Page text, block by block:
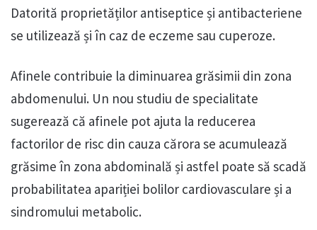
Datorită proprietăților antiseptice și antibacteriene
se utilizează și în caz de eczeme sau cuperoze.
Afinele contribuie la diminuarea grăsimii din zona
abdomenului. Un nou studiu de specialitate
sugerează că afinele pot ajuta la reducerea
factorilor de risc din cauza cărora se acumulează
grăsime în zona abdominală și astfel poate să scadă
probabilitatea apariției bolilor cardiovasculare și a
sindromului metabolic.